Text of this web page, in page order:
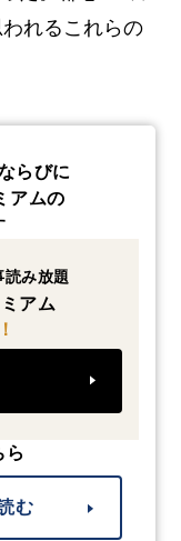
れるこれらの
らびに
アムの
み放題
アム
ら
む